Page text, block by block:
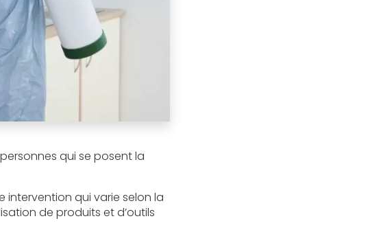
qui se posent la
intervention qui varie selon la
de produits et d’outils